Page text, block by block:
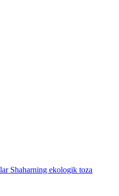
Shaharning ekologik toza